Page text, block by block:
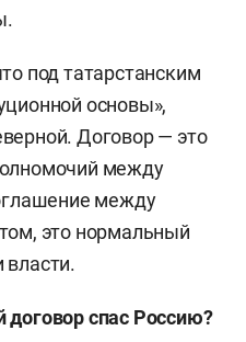
под татарстанским
основы»,
Договор — это
между
между
это нормальный
власти.
договор спас Россию?